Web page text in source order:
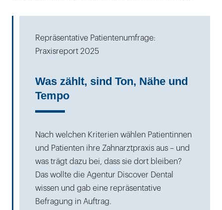
Repräsentative Patientenumfrage:
Praxisreport 2025
Was zählt, sind Ton, Nähe und
Tempo
Nach welchen Kriterien wählen Patientinnen
und Patienten ihre Zahnarztpraxis aus – und
was trägt dazu bei, dass sie dort bleiben?
Das wollte die Agentur Discover Dental
wissen und gab eine repräsentative
Befragung in Auftrag.